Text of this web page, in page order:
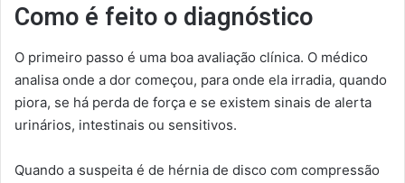
Como é feito o diagnóstico
O primeiro passo é uma boa avaliação clínica. O médico
analisa onde a dor começou, para onde ela irradia, quando
piora, se há perda de força e se existem sinais de alerta
urinários, intestinais ou sensitivos.
Quando a suspeita é de hérnia de disco com compressão